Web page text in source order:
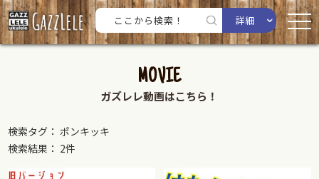
詳細
MOVIE
ガズレレ動画はこちら！
検索タグ： ポンキッキ
検索結果： 2件